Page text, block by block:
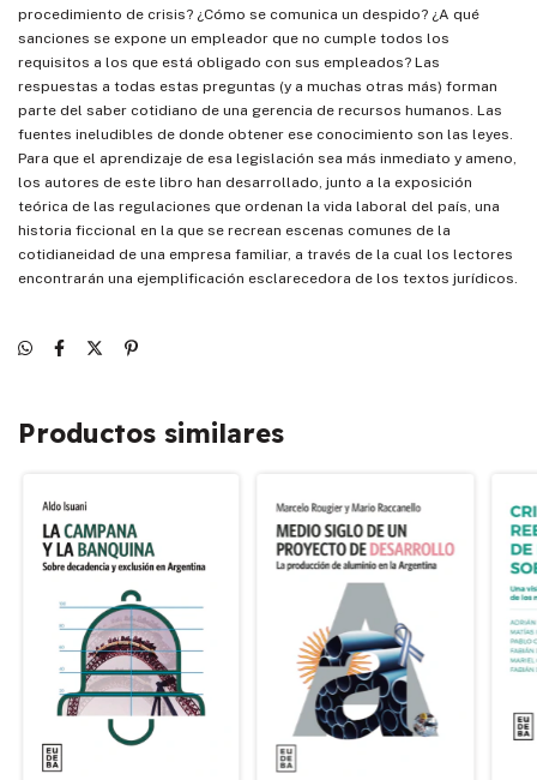
procedimiento de crisis? ¿Cómo se comunica un despido? ¿A qué
sanciones se expone un empleador que no cumple todos los
requisitos a los que está obligado con sus empleados? Las
respuestas a todas estas preguntas (y a muchas otras más) forman
parte del saber cotidiano de una gerencia de recursos humanos. Las
fuentes ineludibles de donde obtener ese conocimiento son las leyes.
Para que el aprendizaje de esa legislación sea más inmediato y ameno,
los autores de este libro han desarrollado, junto a la exposición
teórica de las regulaciones que ordenan la vida laboral del país, una
historia ficcional en la que se recrean escenas comunes de la
cotidianeidad de una empresa familiar, a través de la cual los lectores
encontrarán una ejemplificación esclarecedora de los textos jurídicos.
Productos similares